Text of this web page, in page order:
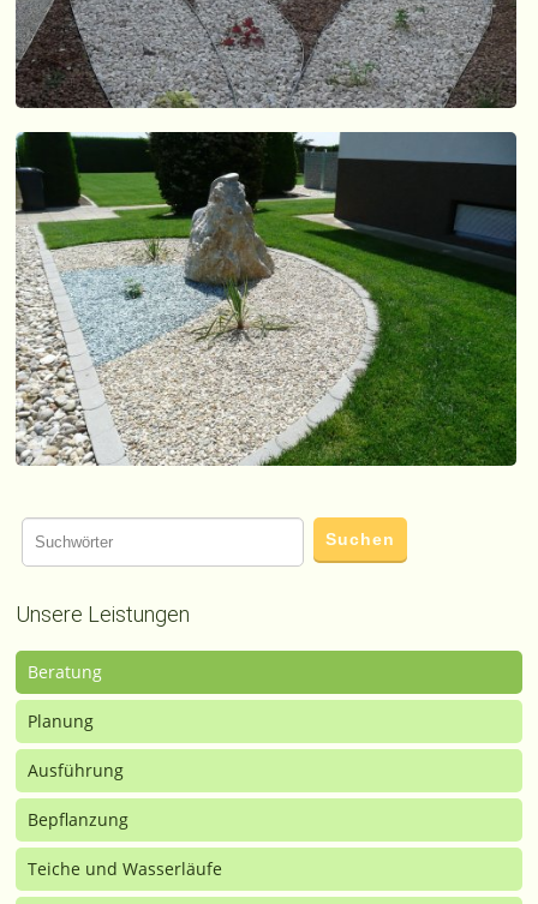
Unsere Leistungen
Beratung
Planung
Ausführung
Bepflanzung
Teiche und Wasserläufe